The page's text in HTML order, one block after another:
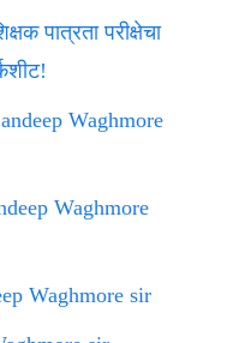
पात्रता परीक्षेचा
Waghmore
Waghmore
Waghmore sir